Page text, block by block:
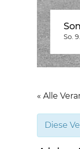
So.
« Alle
Diese